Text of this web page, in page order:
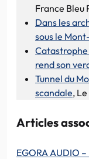
France Bleu
Dans les
sous le
Catastrophe
rend son
Tunnel du
scandale,
Articles
EGORA AUDIO